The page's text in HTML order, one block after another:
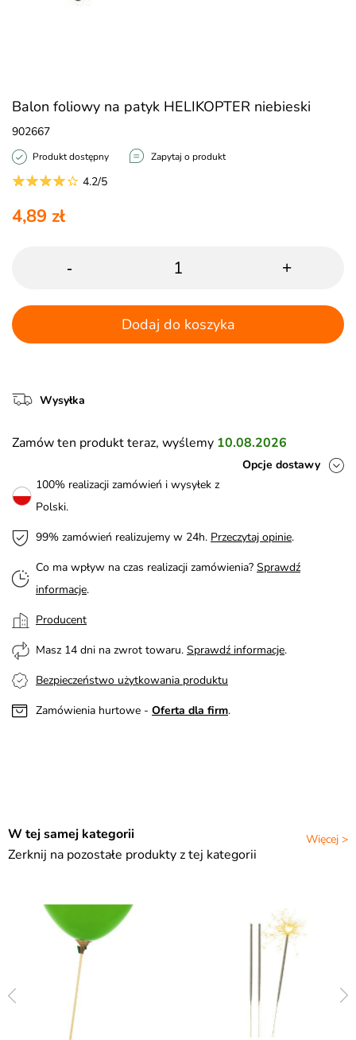
Balon foliowy na patyk HELIKOPTER niebieski
902667
Produkt dostępny Zapytaj o produkt
4.2/5
4,89 zł
- +
Dodaj do koszyka
Wysyłka
Zamów ten produkt teraz, wyślemy 10.08.2026
Opcje dostawy
100% realizacji zamówień i wysyłek z
Polski.
99% zamówień realizujemy w 24h. Przeczytaj opinie.
Co ma wpływ na czas realizacji zamówienia? Sprawdź
informacje.
Producent
Masz 14 dni na zwrot towaru. Sprawdź informacje.
Bezpieczeństwo użytkowania produktu
Zamówienia hurtowe - Oferta dla firm.
Więcej >
W tej samej kategorii
Zerknij na pozostałe produkty z tej kategorii